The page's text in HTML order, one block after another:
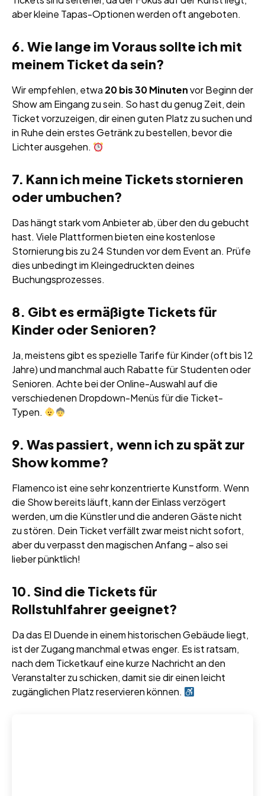
aber kleine Tapas-Optionen werden oft angeboten.
6. Wie lange im Voraus sollte ich mit
meinem Ticket da sein?
Wir empfehlen, etwa 20 bis 30 Minutenvor Beginn der
Show am Eingang zu sein. So hast du genug Zeit, dein
Ticket vorzuzeigen, dir einen guten Platz zu suchen und
in Ruhe dein erstes Getränk zu bestellen, bevor die
Lichter ausgehen.
7. Kann ich meine Tickets stornieren
oder umbuchen?
Das hängt stark vom Anbieter ab, über den du gebucht
hast. Viele Plattformen bieten eine kostenlose
Stornierung bis zu 24 Stunden vor dem Event an. Prüfe
dies unbedingt im Kleingedruckten deines
Buchungsprozesses.
8. Gibt es ermäßigte Tickets für
Kinder oder Senioren?
Ja, meistens gibt es spezielle Tarife für Kinder (oft bis 12
Jahre) und manchmal auch Rabatte für Studenten oder
Senioren. Achte bei der Online-Auswahl auf die
verschiedenen Dropdown-Menüs für die Ticket-
Typen.
9. Was passiert, wenn ich zu spät zur
Show komme?
Flamenco ist eine sehr konzentrierte Kunstform. Wenn
die Show bereits läuft, kann der Einlass verzögert
werden, um die Künstler und die anderen Gäste nicht
zu stören. Dein Ticket verfällt zwar meist nicht sofort,
aber du verpasst den magischen Anfang – also sei
lieber pünktlich!
10. Sind die Tickets für
Rollstuhlfahrer geeignet?
Da das El Duende in einem historischen Gebäude liegt,
ist der Zugang manchmal etwas enger. Es ist ratsam,
nach dem Ticketkauf eine kurze Nachricht an den
Veranstalter zu schicken, damit sie dir einen leicht
zugänglichen Platz reservieren können.